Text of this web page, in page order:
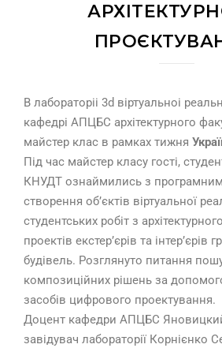
В лабораторіі 3d віртуальноі
кафедрі АПЦБС архітектурного
майстер клас в рамках тижня
Під час майстер класу гості,
КНУДТ ознаймились з
створення обʼєктів віртуальної
студентських робіт з
проектів екстерʼєрів та інтерʼєрів
будівель. Розглянуто питання
композиційних рішень за
засобів цифрового проектування.
Доцент кафедри АПЦБС
завідувач лабораторії Корнієнко